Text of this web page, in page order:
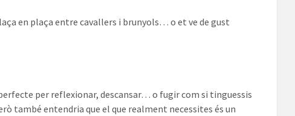
en plaça entre cavallers i brunyols… o et ve de gust
per reflexionar, descansar… o fugir com si tinguessis
també entendria que el que realment necessites és un